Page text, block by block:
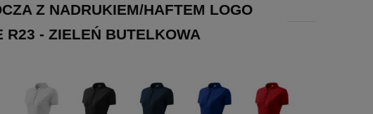
Z NADRUKIEM/HAFTEM LOGO
R23 - ZIELEŃ BUTELKOWA